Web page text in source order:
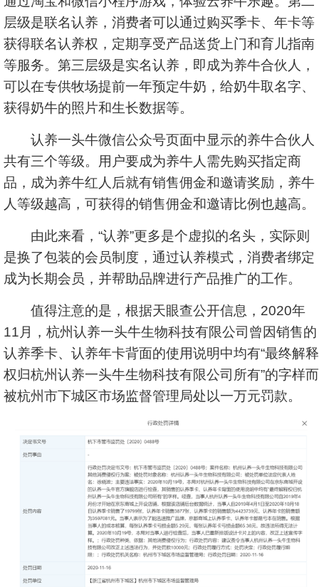
层级是联名认养，消费者可以通过购买季卡、年卡等
获得联名认养权，定期享受产品送货上门和育儿指南
等服务。第三层级是实名认养，即成为养牛合伙人，
可以在专供牧场提前一年预定牛奶，给奶牛取名字、
获得奶牛的照片和生长数据等。
认养一头牛微信公众号页面中显示的养牛合伙人
共有三个等级。用户要成为养牛人需先购买指定商
品，成为养牛红人后就有销售佣金和邀请奖励，养牛
人等级越高，可获得的销售佣金和邀请比例也越高。
由此来看，“认养”更多是个虚拟的名头，实际则
是换了包装的会员制度，通过认养模式，消费者绑定
成为长期会员，并帮助品牌进行产品推广的工作。
值得注意的是，根据天眼查公开信息，2020年
11月，杭州认养一头牛生物科技有限公司曾因销售的
认养季卡、认养年卡背面的使用说明中均有“最终解释
权归杭州认养一头牛生物科技有限公司所有”的字样而
被杭州市下城区市场监督管理局处以一万元罚款。